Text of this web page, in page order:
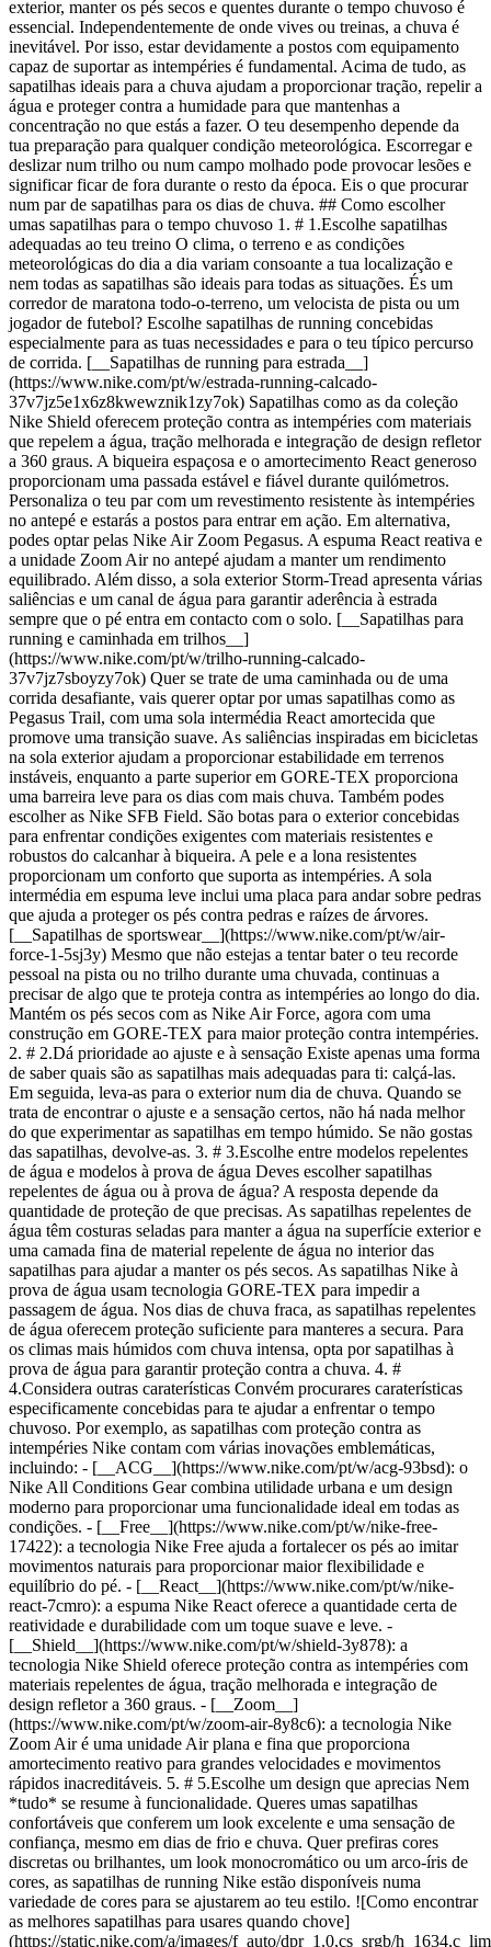
exterior, manter os pés secos e quentes durante o tempo chuvoso é
essencial. Independentemente de onde vives ou treinas, a chuva é
inevitável. Por isso, estar devidamente a postos com equipamento
capaz de suportar as intempéries é fundamental. Acima de tudo, as
sapatilhas ideais para a chuva ajudam a proporcionar tração, repelir a
água e proteger contra a humidade para que mantenhas a
concentração no que estás a fazer. O teu desempenho depende da
tua preparação para qualquer condição meteorológica. Escorregar e
deslizar num trilho ou num campo molhado pode provocar lesões e
significar ficar de fora durante o resto da época. Eis o que procurar
num par de sapatilhas para os dias de chuva. ## Como escolher
umas sapatilhas para o tempo chuvoso 1. # 1.Escolhe sapatilhas
adequadas ao teu treino O clima, o terreno e as condições
meteorológicas do dia a dia variam consoante a tua localização e
nem todas as sapatilhas são ideais para todas as situações. És um
corredor de maratona todo-o-terreno, um velocista de pista ou um
jogador de futebol? Escolhe sapatilhas de running concebidas
especialmente para as tuas necessidades e para o teu típico percurso
de corrida. [__Sapatilhas de running para estrada__]
(https://www.nike.com/pt/w/estrada-running-calcado-
37v7jz5e1x6z8kwewznik1zy7ok) Sapatilhas como as da coleção
Nike Shield oferecem proteção contra as intempéries com materiais
que repelem a água, tração melhorada e integração de design refletor
a 360 graus. A biqueira espaçosa e o amortecimento React generoso
proporcionam uma passada estável e fiável durante quilómetros.
Personaliza o teu par com um revestimento resistente às intempéries
no antepé e estarás a postos para entrar em ação. Em alternativa,
podes optar pelas Nike Air Zoom Pegasus. A espuma React reativa e
a unidade Zoom Air no antepé ajudam a manter um rendimento
equilibrado. Além disso, a sola exterior Storm-Tread apresenta várias
saliências e um canal de água para garantir aderência à estrada
sempre que o pé entra em contacto com o solo. [__Sapatilhas para
running e caminhada em trilhos__]
(https://www.nike.com/pt/w/trilho-running-calcado-
37v7jz7sboyzy7ok) Quer se trate de uma caminhada ou de uma
corrida desafiante, vais querer optar por umas sapatilhas como as
Pegasus Trail, com uma sola intermédia React amortecida que
promove uma transição suave. As saliências inspiradas em bicicletas
na sola exterior ajudam a proporcionar estabilidade em terrenos
instáveis, enquanto a parte superior em GORE-TEX proporciona
uma barreira leve para os dias com mais chuva. Também podes
escolher as Nike SFB Field. São botas para o exterior concebidas
para enfrentar condições exigentes com materiais resistentes e
robustos do calcanhar à biqueira. A pele e a lona resistentes
proporcionam um conforto que suporta as intempéries. A sola
intermédia em espuma leve inclui uma placa para andar sobre pedras
que ajuda a proteger os pés contra pedras e raízes de árvores.
[__Sapatilhas de sportswear__](https://www.nike.com/pt/w/air-
force-1-5sj3y) Mesmo que não estejas a tentar bater o teu recorde
pessoal na pista ou no trilho durante uma chuvada, continuas a
precisar de algo que te proteja contra as intempéries ao longo do dia.
Mantém os pés secos com as Nike Air Force, agora com uma
construção em GORE-TEX para maior proteção contra intempéries.
2. # 2.Dá prioridade ao ajuste e à sensação Existe apenas uma forma
de saber quais são as sapatilhas mais adequadas para ti: calçá-las.
Em seguida, leva-as para o exterior num dia de chuva. Quando se
trata de encontrar o ajuste e a sensação certos, não há nada melhor
do que experimentar as sapatilhas em tempo húmido. Se não gostas
das sapatilhas, devolve-as. 3. # 3.Escolhe entre modelos repelentes
de água e modelos à prova de água Deves escolher sapatilhas
repelentes de água ou à prova de água? A resposta depende da
quantidade de proteção de que precisas. As sapatilhas repelentes de
água têm costuras seladas para manter a água na superfície exterior e
uma camada fina de material repelente de água no interior das
sapatilhas para ajudar a manter os pés secos. As sapatilhas Nike à
prova de água usam tecnologia GORE-TEX para impedir a
passagem de água. Nos dias de chuva fraca, as sapatilhas repelentes
de água oferecem proteção suficiente para manteres a secura. Para
os climas mais húmidos com chuva intensa, opta por sapatilhas à
prova de água para garantir proteção contra a chuva. 4. #
4.Considera outras caraterísticas Convém procurares caraterísticas
especificamente concebidas para te ajudar a enfrentar o tempo
chuvoso. Por exemplo, as sapatilhas com proteção contra as
intempéries Nike contam com várias inovações emblemáticas,
incluindo: - [__ACG__](https://www.nike.com/pt/w/acg-93bsd): o
Nike All Conditions Gear combina utilidade urbana e um design
moderno para proporcionar uma funcionalidade ideal em todas as
condições. - [__Free__](https://www.nike.com/pt/w/nike-free-
17422): a tecnologia Nike Free ajuda a fortalecer os pés ao imitar
movimentos naturais para proporcionar maior flexibilidade e
equilíbrio do pé. - [__React__](https://www.nike.com/pt/w/nike-
react-7cmro): a espuma Nike React oferece a quantidade certa de
reatividade e durabilidade com um toque suave e leve. -
[__Shield__](https://www.nike.com/pt/w/shield-3y878): a
tecnologia Nike Shield oferece proteção contra as intempéries com
materiais repelentes de água, tração melhorada e integração de
design refletor a 360 graus. - [__Zoom__](https://www.nike.com/pt/w/zoom-air-8y8c6): a tecnologia Nike Zoom Air é uma unidade Air plana e fina que proporciona amortecimento reativo para grandes velocidades e movimentos rápidos inacreditáveis. 5. # 5.Escolhe um design que aprecias Nem *tudo* se resume à funcionalidade. Queres umas sapatilhas confortáveis que conferem um look excelente e uma sensação de confiança, mesmo em dias de frio e chuva. Quer prefiras cores discretas ou brilhantes, um look monocromático ou um arco-íris de cores, as sapatilhas de running Nike estão disponíveis numa variedade de cores para se ajustarem ao teu estilo. ![Como encontrar as melhores sapatilhas para usares quando chove](https://static.nike.com/a/images/f_auto/dpr_1.0,cs_srgb/h_1634,c_limit/0e52b4f5-8351-404f-8bf8-8d6727db0543/como-encontrar-as-melhores-sapatilhas-para-usares-quando-chove.jpg) ## Mantém a proteção à chuva __Conhece teu percurso__ Mesmo que sejas um corredor de trilhos, os dias de chuva não têm de interromper a tua rotina. No entanto, é importante fazer ajustes, especialmente com o teu calçado e o teu percurso, para garantir a tua segurança. A chuva torna o solo escorregadio e reduz a visibilidade. Quaisquer superfícies lisas ou com pedras ficam particularmente mais escorregadias e podem aumentar o risco de lesão. Opta por sapatilhas com tração e suporte nos tornozelos para proporcionarem estabilidade se escorregares. Além disso, respeita sempre os trilhos encerrados. Estes são encerrados por especialistas que se preocupam com a tua segurança e querem proteger o ambiente da erosão. Pode haver inundações ou perigos que não são óbvios no início. Se o teu percurso habitual em trilhos estiver fechado, experimenta um percurso em estrada que já conheças por passares lá de carro, por exemplo. A visibilidade torna-se pior com a chuva, por isso, mantém-te em percursos de corrida que já fizeste para evitar perderes-te. Evita experimentar novos caminhos durante uma tempestade. Para te manteres visível para os outros corredores e carros, usa vestuário e sapatilhas de running que contenham elementos refletores. [__Usa vestuário de running concebido para os dias de chuva__](https://www.nike.com/pt/a/melhor-equipamento-de-running-para-a-chuva) As tuas sapatilhas de running não são a única coisa a considerar. Protege-te contra as intempéries e escolhe vestuário concebido para condições de chuva. É comum usar-se camadas em excesso quando se corre à chuva. No entanto, usar mais camadas não vai manter a secura. Precisas de roupa com tecnologia resistente à chuva. Além disso, a chuva não significa necessariamente tempo frio. Por isso, minimiza o risco de sobreaquecimento com camadas leves e à prova de água. O vestuário de running Nike para a chuva é fabricado com tecidos respiráveis para permitir a circulação de ar, ao mesmo tempo que mantém a secura com tecnologia resistente à água e ao vento. Usa meias que mantêm os pés frescos e secos. As meias Nike com tecnologia Dri-FIT têm malha estrategicamente posicionada para drenar o suor e a humidade, ao mesmo tempo que proporcionam ventilação. Estas meias contêm painéis de suporte na planta do pé e um calcanhar e ponta do pé reforçados para aumentar o suporte e a durabilidade em condições de tempo chuvoso. ## Perguntas frequentes É seguro correr à chuva? Quer se trate de chuva fraca ou chuva intensa, correr à chuva é seguro desde que uses vestuário e sapatilhas adequados. A chuva torna o solo escorregadio, por isso, as tuas sapatilhas precisam de oferecer tração para evitares quedas. Poderás ter de ajustar o teu percurso, uma vez que mudar a tua corrida em trilhos irregulares para uma corrida em estrada reduz o risco de escorregares. Como deves limpar as sapatilhas após uma corrida à chuva? 1\. Remove a sujidade com um pano macio e uma solução de [limpeza](https://www.nike.com/pt/a/como-limpar-sapatilhas) suave. O ideal é utilizar água morna com uma quantidade reduzida de detergente de roupa suave. 2\. Remove os atacadores e limpa-os separadamente com a mesma solução. 3\. Utiliza uma toalha de microfibra ou um pano macio seco para limpar e remover o máximo de humidade e sujidade possível. 4\. Seca-as ao ar livre e à temperatura ambiente. ## Comprar calçado Nike para tempo chuvoso [Ver tudo](https://www.nike.com/pt/w/tempo-molhado-calcado-jp1rzy7ok) - [Nike Pegasus Trail 5 GORE-TEX \ Sapatilhas de running para trilhos à prova de água para homem \ __159,99 €__](https://www.nike.com/pt/t/sapatilhas-de-running-para-trilhos-a-prova-de-agua-nike-pegasus-trail-5-gore-tex-para-homem-LPtVP4/FQ0908-002) - [Nike Vomero 18 GORE-TEX \ Sapatilhas de running para estrada à prova de água com detalhes refletores para homem \ __169,99 €__](https://www.nike.com/pt/t/sapatilhas-de-running-para-estrada-a-prova-de-agua-com-detalhes-refletores-nike-vomero-18-gore-tex-para-homem-qGNBxvUb/HQ7001-002) - [Nike Vomero 18 GORE-TEX \ Sapatilhas de running para estrada à prova de água com detalhes com integração de design refletor para mulher \ __169,99 €__](https://www.nike.com/pt/t/sapatilhas-de-running-para-estrada-a-prova-de-agua-com-detalhes-com-integracao-de-design-refletor-nike-vomero-18-gore-tex-para-mulher-QiUtOUCa/HQ7002-001) - [Nike Premier 3 \ Sapatilhas de futebol de perfil baixo para relva \ __94,99 €__](https://www.nike.com/pt/t/sapatilhas-de-futebol-de-perfil-baixo-para-relva-nike-premier-3-HzVXs7/HM0283-001) - [Nike Air Max '95 G \ Sapatilhas de golfe \ __199,99 €__](https://www.nike.com/pt/t/sapatilhas-de-golfe-nike-air-max-95-g-wpqkKIe6/HV4696-300) - [Nike Mercurial Superfly 11 Elite \ Chuteiras de futebol de perfil baixo para terreno mole \ __309,99 €__](https://www.nike.com/pt/t/chuteiras-de-futebol-de-cano-baixo-para-terreno-mole-nike-mercurial-superfly-11-elite-jqHX3NHg/IO8222-900) - [Nike Pegasus Trail 5 GORE-TEX \ Sapatilhas de running para trilhos à prova de água para mulher \ __159,99 €__](https://www.nike.com/pt/t/sapatilhas-de-running-para-trilhos-a-prova-de-agua-nike-pegasus-trail-5-gore-tex-para-mulher-dDqf89Ub/FQ0912-002) - [Nike Pegasus 41 GORE-TEX \ Sapatilhas de running para estrada à prova de água para mulher \ __159,99 €__](https://www.nike.com/pt/t/sapatilhas-de-running-para-estrada-a-prova-de-agua-nike-pegasus-41-gore-tex-para-mulher-MukEOopx/FQ1357-001) - [Jordan Spizike G \ Sapatilhas de golfe \ __189,99 €__](https://www.nike.com/pt/t/sapatilhas-de-golfe-jordan-spizike-g-Y73neA70/HQ4365-100) - [Nike Phantom 6 Low Elite \ Chuteiras de futebol para terreno mole \ __289,99 €__](https://www.nike.com/pt/t/chuteiras-de-futebol-para-terreno-mole-nike-phantom-6-low-elite-p6FKeQYG/IR2326-900) Data de publicação original: 22 de outubro de 2021 ## Histórias relacionadas - ![O melhor equipamento para correr à chuva](https://static.nike.com/a/images/f_auto/dpr_1.0,cs_srgb/w_600,c_limit/abc51882-f37d-414d-8bed-433ece61acdf/o-melhor-equipamento-para-correr-%C3%A0-chuva.jpg) [](https://www.nike.com/pt/a/melhor-equipamento-de-running-para-a-chuva) # Guia de compra # Equipamento de running impermeável para corridas em dias chuvosos - ![Como encontrar as melhores sapatilhas para pés largos](https://static.nike.com/a/images/f_auto/dpr_1.0,cs_srgb/w_600,c_limit/50c456a4-cbd5-409d-ac3f-212ebc65e588/como-encontrar-as-melhores-sapatilhas-para-p%C3%A9s-largos.jpg) [](https://www.nike.com/pt/a/melhores-sapatilhas-para-pes-largos) # Guia de compra # Eis como encontrar as sapatilhas ideais para pés largos - ![Como limpar sapatilhas em 6 passos fáceis](https://static.nike.com/a/images/f_auto/dpr_1.0,cs_srgb/w_600,c_limit/b03d9e37-11d3-4d8e-8af9-30b485f375df/como-limpar-sapatilhas-em-6-passos-f%C3%A1ceis.jpg) [](https://www.nike.com/pt/a/como-limpar-sapatilhas) # Manutenção de produtos # Como limpar as sapatilhas em seis passos simples - ![Tudo o que precisas de saber sobre a criação das Vomero Plus](https://static.nike.com/a/images/f_auto/dpr_1.0,cs_srgb/w_600,c_limit/1c990170-8c08-47bc-95fe-252d8cd027bc/tudo-o-que-precisas-de-saber-sobre-a-cria%C3%A7%C3%A3o-das-vomero-plus.jpg) [](https://www.nike.com/pt/a/informacoes-de-lancamento-das-vomero-plus) # Novidades sobre produtos # Nos bastidores da criação das Vomero Plus - ![As sapatilhas de running mais sustentadas da Nike](https://static.nike.com/a/images/f_auto/dpr_1.0,cs_srgb/w_600,c_limit/90e13a53-2f23-4d38-ad5c-b662ee100938/as-sapatilhas-de-running-mais-sustentadas-da-nike.jpg) [](https://www.nike.com/pt/a/sapatilhas-de-running-mais-sustentadas) # Guia de compra # O modelo de sapatilhas de running mais sustentado da Nike Recursos [Cartões de oferta](https://www.nike.com/pt/cartoes-de-oferta) [Procurar uma loja](https://www.nike.com/pt/retail/) [Nike Journal](https://www.nike.com/pt/historias) [Torna-te Member](https://www.nike.com/pt/subscricao) [Feedback](https://www.nike.com#site-feedback) [Códigos promocionais](https://www.nike.com/pt/codigo-promocional) [Running Shoe Finder](https://www.nike.com/pt/corrida/guia-de-sapatilhas) Ajuda [Obter ajuda](https://www.nike.com/pt/help) [Estado da encomenda](https://www.nike.com/pt/orders/details) [Envio e entrega](https://www.nike.com/pt/help/a/envio-entrega-ue) [Devoluções](https://www.nike.com/pt/help/a/politica-devolucoes-ue) [Opções de pagamento](https://www.nike.com/pt/help/a/opcoes-de-pagamento-ue) [Contacta-nos](https://www.nike.com/pt/help/#contact) [Avaliações](https://www.nike.com/pt/help/a/avaliacoes) [Livro de Reclamações](https://www.nike.com/pt/help/a/livro-de-reclamacoes) Empresa [Sobre a Nike](https://about.nike.com/) [Notícias](https://news.nike.com/) [Carreiras](https://jobs.nike.com/) [Investidores](https://investors.nike.com/) [Sustentabilidade](https://www.nike.com/pt/sustentabilidade) [Acessibilidade](https://www.nike.com/accessibility) [Declaração de acessibi